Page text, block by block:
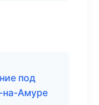
под
на-Амуре